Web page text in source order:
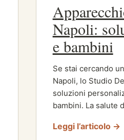
Napoli:
e bambini
Se stai cercando
Napoli, lo Studio
soluzioni
bambini. La salute
Leggi l’articolo →